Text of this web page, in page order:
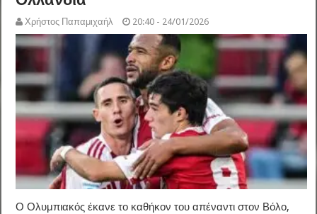
Χρήστος Παπαμιχαήλ 20:40 - 24/01/2026
Ο Ολυμπιακός έκανε το καθήκον του απέναντι στον Βόλο,